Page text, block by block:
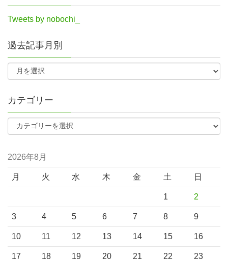
Tweets by nobochi_
過去記事月別
カテゴリー
2026年8月
月 火 水 木 金 土 日
1 2
3 4 5 6 7 8 9
10 11 12 13 14 15 16
17 18 19 20 21 22 23